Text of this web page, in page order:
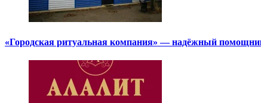
«Городская ритуальная компания» — надёжный